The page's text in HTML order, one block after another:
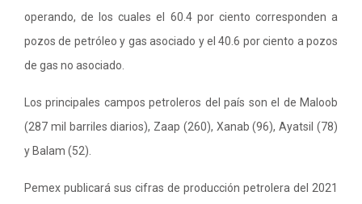
operando, de los cuales el 60.4 por ciento corresponden a
pozos de petróleo y gas asociado y el 40.6 por ciento a pozos
de gas no asociado.
Los principales campos petroleros del país son el de Maloob
(287 mil barriles diarios), Zaap (260), Xanab (96), Ayatsil (78)
y Balam (52).
Pemex publicará sus cifras de producción petrolera del 2021